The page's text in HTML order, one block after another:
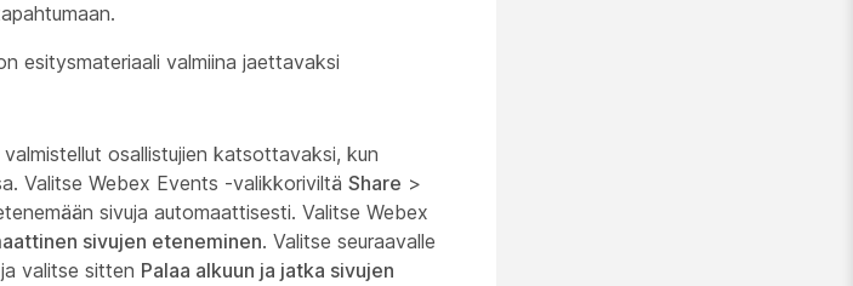
esitysmateriaali valmiina jaettavaksi
osallistujien katsottavaksi, kun
Valitse Webex Events -valikkoriviltä Share >
sivuja automaattisesti. Valitse Webex
sivujen eteneminen. Valitse seuraavalle
valitse sitten Palaa alkuun ja jatka sivujen